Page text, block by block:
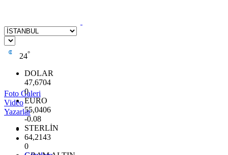
24°
DOLAR
47,6704
0
EURO
55,0406
-0.08
STERLİN
64,2143
0
Foto Galeri
Video
Yazarlar